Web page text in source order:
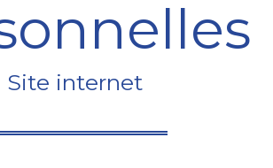
Site internet